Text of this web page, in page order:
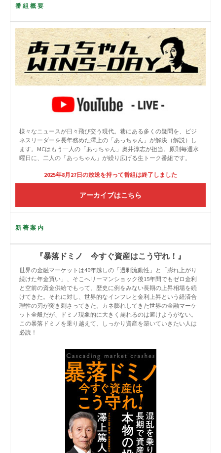
番組概要
様々なニュースが日々飛び交う現代。巷にある多くの疑問を、ビジ
ネスリーダーを長年務めた澤上の「あっちゃん」が解決（解説）し
ます。MCはもう一人の「あっちゃん」奥井淳志が担当。原則毎週水
曜日に、二人の「あっちゃん」が繰り広げる生トーク番組です。
2025年8月27日の放送を持って番組は終了しました
アーカイブはこちら
新著案内
『暴落ドミノ 今すぐ資産はこう守れ！』
世界の金融マーケットは40年越しの「過剰流動性」と「膨れ上がり
続けた年金買い」、そこへリーマンショック後15年間でもゼロ金利
と空前の資金供給でもって、歴史に例をみない長期の上昇相場を続
けてきた。それに対し、世界的なインフレと金利上昇という経済合
理性の刃が突き刺さってきた。カネ膨れしてきた世界の金融マーケ
ット全般だが、ドミノ現象的に大きく崩れるのは避けようがない。
この暴落ドミノを乗り越えて、しっかり資産を築いていきたい人は
必読！